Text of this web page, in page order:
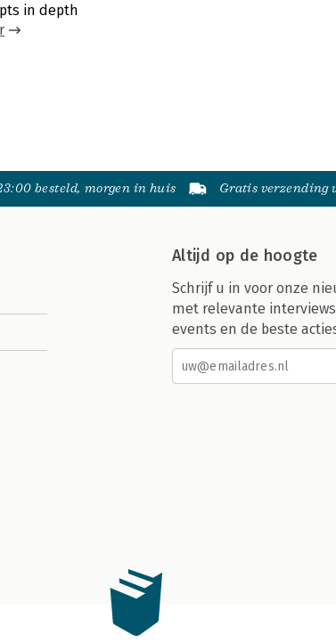
in depth
besteld, morgen in huis Gratis verzending
Altijd op de hoogte
Schrijf u in voor onze
met relevante
events en de beste